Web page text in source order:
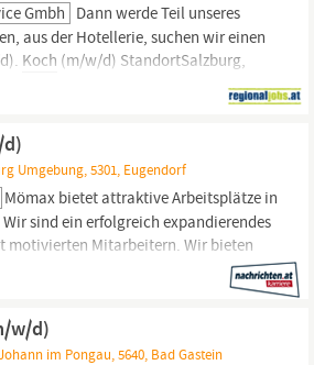
Gmbh Dann werde Teil unseres
aus der Hotellerie, suchen wir einen
Koch (m/w/d) StandortSalzburg,
Woche Dich
einen reibungslosen Ablauf und
Zubereitung und Anrichten von
Umgebung, 5301, Eugendorf
Mömax bietet attraktive Arbeitsplätze in
sind ein erfolgreich expandierendes
motivierten Mitarbeitern. Wir bieten
auf sie abgestimmte
Aufstiegsmöglichkeiten und sichere
uns als TOP Arbeitgeber aus.
w/d)
im Pongau, 5640, Bad Gastein